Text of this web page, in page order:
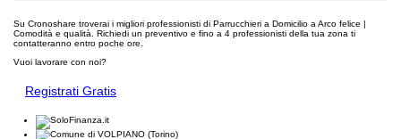
Su Cronoshare troverai i migliori professionisti di Parrucchieri a Domicilio a Arco felice |
Comodità e qualità. Richiedi un preventivo e fino a 4 professionisti della tua zona ti
contatteranno entro poche ore.
Vuoi lavorare con noi?
Registrati Gratis